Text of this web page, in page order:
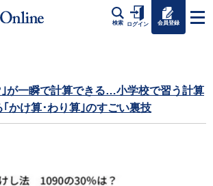
検索 ログイン 会員登録
が一瞬で計算できる…小学校で習う計算
かけ算･わり算｣のすごい裏技